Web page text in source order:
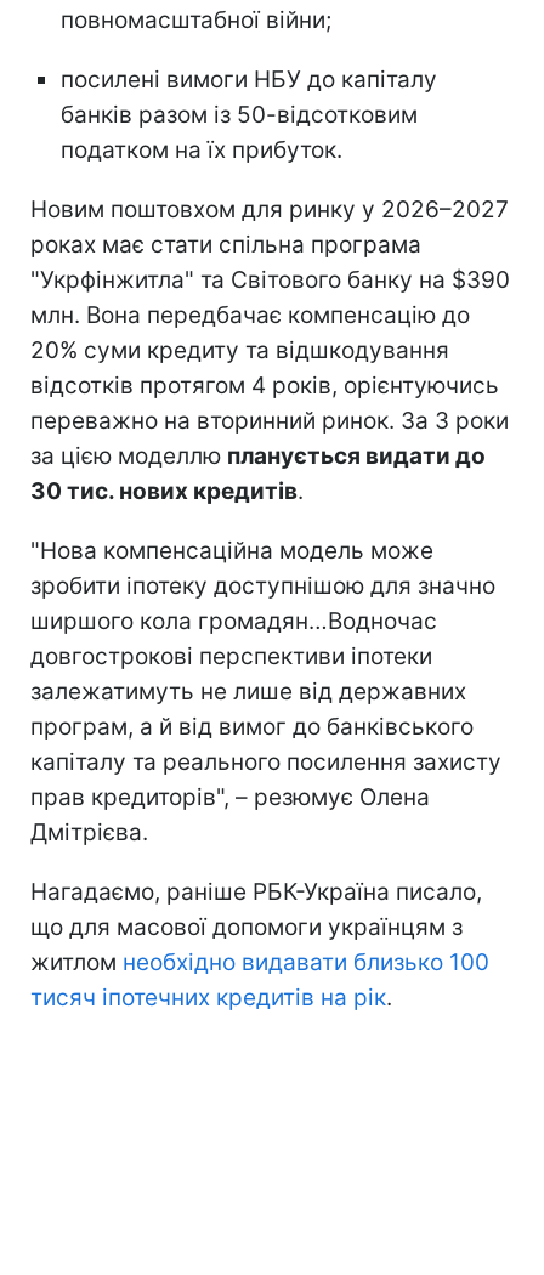
повномасштабної війни;
посилені вимоги НБУ до капіталу
банків разом із 50-відсотковим
податком на їх прибуток.
Новим поштовхом для ринку у 2026–2027
роках має стати спільна програма
"Укрфінжитла" та Світового банку на $390
млн. Вона передбачає компенсацію до
20% суми кредиту та відшкодування
відсотків протягом 4 років, орієнтуючись
переважно на вторинний ринок. За 3 роки
за цією моделлю планується видати до
30 тис. нових кредитів.
"Нова компенсаційна модель може
зробити іпотеку доступнішою для значно
ширшого кола громадян…Водночас
довгострокові перспективи іпотеки
залежатимуть не лише від державних
програм, а й від вимог до банківського
капіталу та реального посилення захисту
прав кредиторів", – резюмує Олена
Дмітрієва.
Нагадаємо, раніше РБК-Україна писало,
що для масової допомоги українцям з
житлом необхідно видавати близько 100
тисяч іпотечних кредитів на рік.